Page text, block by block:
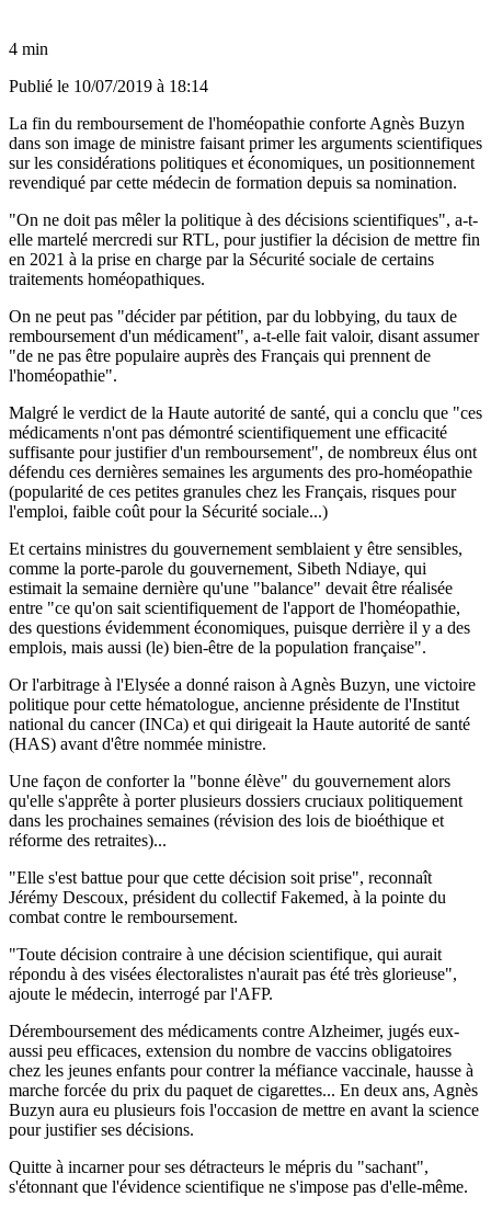
4 min
Publié le 10/07/2019 à 18:14
La fin du remboursement de l'homéopathie conforte Agnès Buzyn
dans son image de ministre faisant primer les arguments scientifiques
sur les considérations politiques et économiques, un positionnement
revendiqué par cette médecin de formation depuis sa nomination.
"On ne doit pas mêler la politique à des décisions scientifiques", a-t-
elle martelé mercredi sur RTL, pour justifier la décision de mettre fin
en 2021 à la prise en charge par la Sécurité sociale de certains
traitements homéopathiques.
On ne peut pas "décider par pétition, par du lobbying, du taux de
remboursement d'un médicament", a-t-elle fait valoir, disant assumer
"de ne pas être populaire auprès des Français qui prennent de
l'homéopathie".
Malgré le verdict de la Haute autorité de santé, qui a conclu que "ces
médicaments n'ont pas démontré scientifiquement une efficacité
suffisante pour justifier d'un remboursement", de nombreux élus ont
défendu ces dernières semaines les arguments des pro-homéopathie
(popularité de ces petites granules chez les Français, risques pour
l'emploi, faible coût pour la Sécurité sociale...)
Et certains ministres du gouvernement semblaient y être sensibles,
comme la porte-parole du gouvernement, Sibeth Ndiaye, qui
estimait la semaine dernière qu'une "balance" devait être réalisée
entre "ce qu'on sait scientifiquement de l'apport de l'homéopathie,
des questions évidemment économiques, puisque derrière il y a des
emplois, mais aussi (le) bien-être de la population française".
Or l'arbitrage à l'Elysée a donné raison à Agnès Buzyn, une victoire
politique pour cette hématologue, ancienne présidente de l'Institut
national du cancer (INCa) et qui dirigeait la Haute autorité de santé
(HAS) avant d'être nommée ministre.
Une façon de conforter la "bonne élève" du gouvernement alors
qu'elle s'apprête à porter plusieurs dossiers cruciaux politiquement
dans les prochaines semaines (révision des lois de bioéthique et
réforme des retraites)...
"Elle s'est battue pour que cette décision soit prise", reconnaît
Jérémy Descoux, président du collectif Fakemed, à la pointe du
combat contre le remboursement.
"Toute décision contraire à une décision scientifique, qui aurait
répondu à des visées électoralistes n'aurait pas été très glorieuse",
ajoute le médecin, interrogé par l'AFP.
Déremboursement des médicaments contre Alzheimer, jugés eux-
aussi peu efficaces, extension du nombre de vaccins obligatoires
chez les jeunes enfants pour contrer la méfiance vaccinale, hausse à
marche forcée du prix du paquet de cigarettes... En deux ans, Agnès
Buzyn aura eu plusieurs fois l'occasion de mettre en avant la science
pour justifier ses décisions.
Quitte à incarner pour ses détracteurs le mépris du "sachant",
s'étonnant que l'évidence scientifique ne s'impose pas d'elle-même.